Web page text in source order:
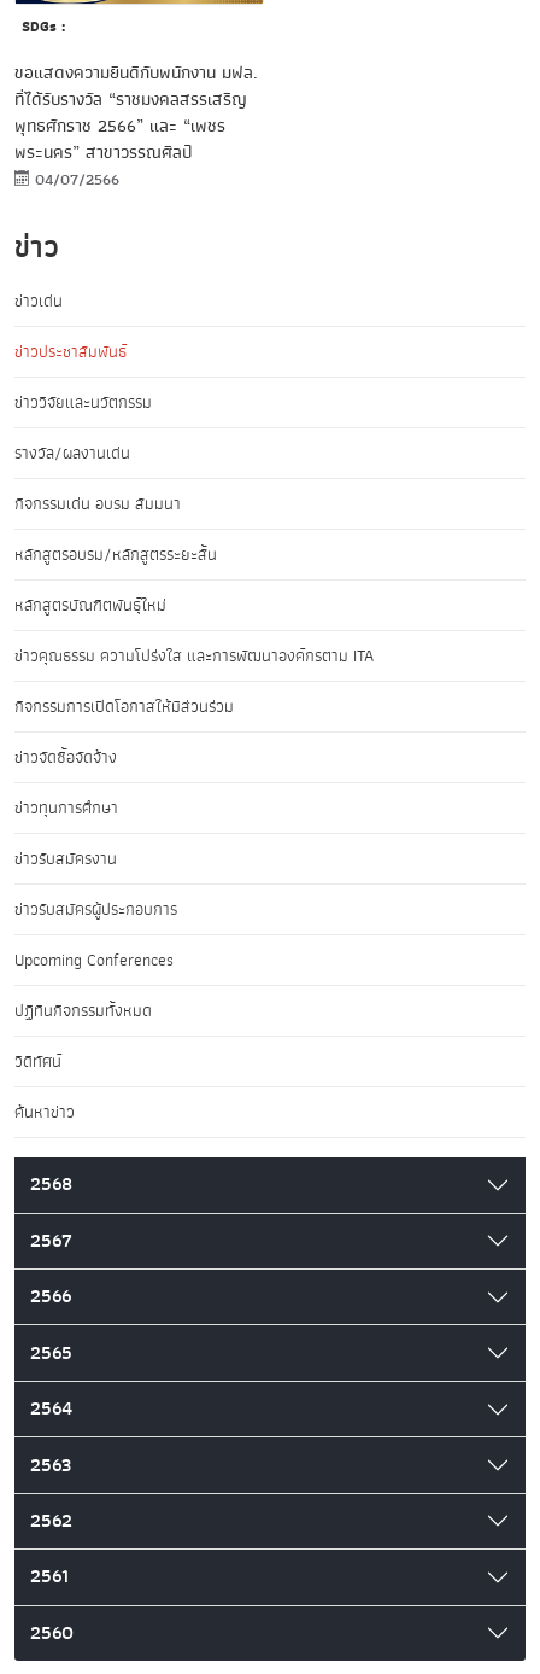
SDGs :
ขอแสดงความยินดีกับพนักงาน มฟล.
ที่ได้รับรางวัล “ราชมงคลสรรเสริญ
พุทธศักราช 2566” และ “เพชร
พระนคร” สาขาวรรณศิลป์
04/07/2566
ข่าว
ข่าวเด่น
ข่าวประชาสัมพันธ์
ข่าววิจัยและนวัตกรรม
รางวัล/ผลงานเด่น
กิจกรรมเด่น อบรม สัมมนา
หลักสูตรอบรม/หลักสูตรระยะสั้น
หลักสูตรบัณฑิตพันธุ์ใหม่
ข่าวคุณธรรม ความโปร่งใส และการพัฒนาองค์กรตาม ITA
กิจกรรมการเปิดโอกาสให้มีส่วนร่วม
ข่าวจัดซื้อจัดจ้าง
ข่าวทุนการศึกษา
ข่าวรับสมัครงาน
ข่าวรับสมัครผู้ประกอบการ
Upcoming Conferences
ปฏิทินกิจกรรมทั้งหมด
วิดีทัศน์
ค้นหาข่าว
2568
2567
2566
2565
2564
2563
2562
2561
2560